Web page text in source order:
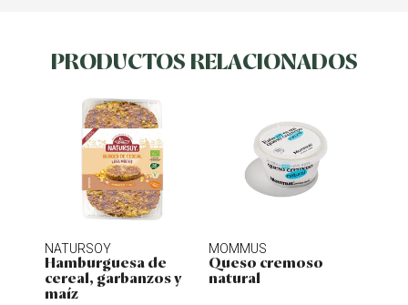
PRODUCTOS RELACIONADOS
NATURSOY
Hamburguesa de
cereal, garbanzos y
maíz
MOMMUS
Queso cremoso
natural